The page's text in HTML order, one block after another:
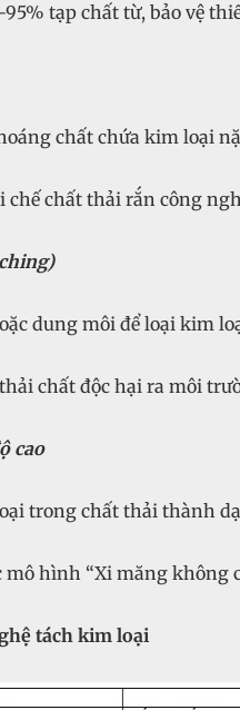
tạp chất từ, bảo vệ
chất chứa kim loại
chất thải rắn công
dung môi để loại kim
chất độc hại ra môi
cao
trong chất thải thành
hình “Xi măng không
tách kim loại